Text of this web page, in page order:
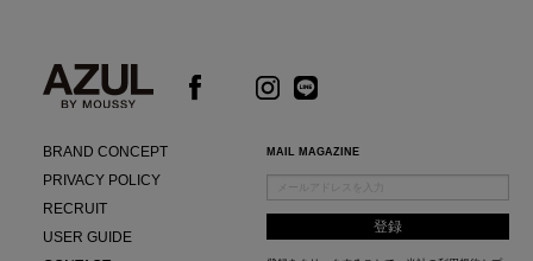
BRAND CONCEPT
PRIVACY POLICY
RECRUIT
USER GUIDE
MAIL MAGAZINE